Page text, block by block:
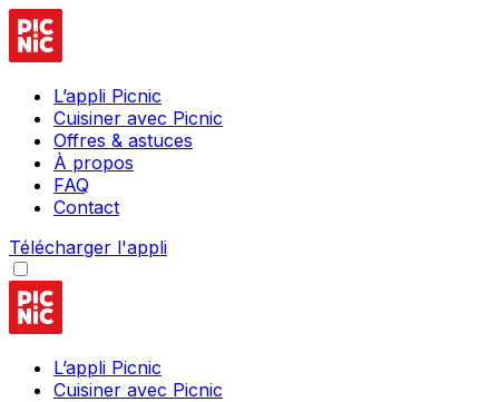
L’appli Picnic
Cuisiner avec Picnic
Offres & astuces
À propos
FAQ
Contact
Télécharger l'appli
L’appli Picnic
Cuisiner avec Picnic